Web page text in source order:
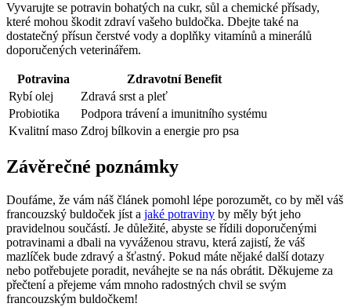
Vyvarujte se potravin bohatých na cukr,​ sůl a chemické přísady,
které mohou škodit zdraví vašeho buldočka. Dbejte také na
dostatečný přísun čerstvé vody ‍a doplňky vitamínů a minerálů​
doporučených veterinářem.
Potravina
Zdravotní Benefit
Rybí ‌olej
Zdravá srst a pleť
Probiotika
Podpora trávení a ​imunitního systému
Kvalitní maso Zdroj bílkovin a‍ energie pro psa
Závěrečné poznámky
Doufáme,⁢ že vám náš‌ článek ‍pomohl lépe porozumět, co by měl váš
francouzský buldoček ⁤jíst a jaké potraviny by měly být jeho
pravidelnou ⁢součástí. Je důležité, abyste​ se řídili‌ doporučenými
potravinami a dbali na‌ vyváženou stravu, která zajistí, že váš
mazlíček‌ bude zdravý a šťastný. Pokud‍ máte nějaké další dotazy
nebo potřebujete poradit, neváhejte⁣ se na‌ nás obrátit.⁣ Děkujeme za
přečtení ⁤a přejeme vám mnoho ⁤radostných chvil se svým ​
francouzským buldočkem!